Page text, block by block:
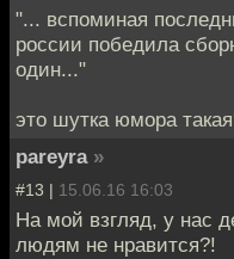
"... вспоминая
россии победила
один..."
это шутка юмора
pareyra »
#13 | 15.06.16 16:03
На мой взгляд, у нас
людям не нравится?!